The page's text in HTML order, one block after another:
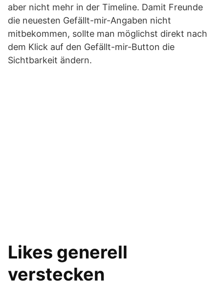
aber nicht mehr in der Timeline. Damit Freunde
die neuesten Gefällt-mir-Angaben nicht
mitbekommen, sollte man möglichst direkt nach
dem Klick auf den Gefällt-mir-Button die
Sichtbarkeit ändern.
Likes generell
verstecken